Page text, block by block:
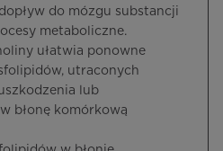
do mózgu substancji
metaboliczne.
ułatwia ponowne
utraconych
lub
błonę komórkową